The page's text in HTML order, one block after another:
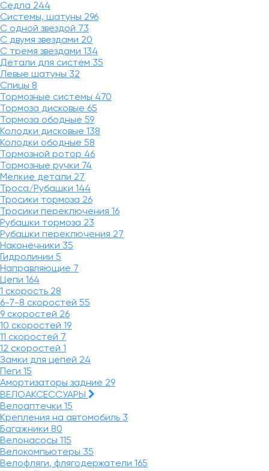
Седла 244
Системы, шатуны 296
С одной звездой 73
С двумя звездами 20
С тремя звездами 134
Детали для систем 35
Левые шатуны 32
Спицы 8
Тормозные системы 470
Тормоза дисковые 65
Тормоза ободные 59
Колодки дисковые 138
Колодки ободные 58
Тормозной ротор 46
Тормозные ручки 74
Мелкие детали 27
Троса/Рубашки 144
Тросики тормоза 26
Тросики переключения 16
Рубашки тормоза 23
Рубашки переключения 27
Наконечники 35
Гидролинии 5
Направляющие 7
Цепи 164
1 скорость 28
6-7-8 скоростей 55
9 скоростей 26
10 скоростей 19
11 скоростей 7
12 скоростей 1
Замки для цепей 24
Пеги 15
Амортизаторы задние 29
ВЕЛОАКСЕССУАРЫ
Велоаптечки 15
Крепления на автомобиль 3
Багажники 80
Велонасосы 115
Велокомпьютеры 35
Велофляги, флягодержатели 165